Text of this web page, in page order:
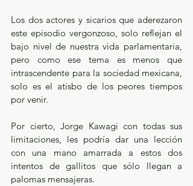
Los dos actores y sicarios que aderezaron
este episodio vergonzoso, solo reflejan el
bajo nivel de nuestra vida parlamentaria,
pero como ese tema es menos que
intrascendente para la sociedad mexicana,
solo es el atisbo de los peores tiempos
por venir.
Por cierto, Jorge Kawagi con todas sus
limitaciones, les podría dar una lección
con una mano amarrada a estos dos
intentos de gallitos que sólo llegan a
palomas mensajeras.